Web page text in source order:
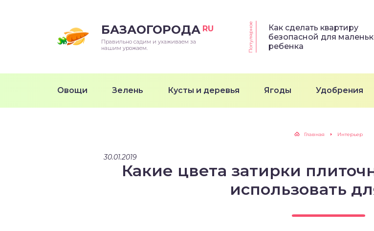
БАЗАОГОРОДА RU
Правильно садим и ухаживаем за
нашим урожаем.
Популярное
Как сделать квартиру
безопасной для
ребенка
Овощи Зелень Кусты и деревья Ягоды Удобрения
Главная Интерьер
30.01.2019
Какие цвета затирки
использовать